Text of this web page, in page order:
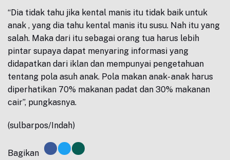
“Dia tidak tahu jika kental manis itu tidak baik untuk
anak , yang dia tahu kental manis itu susu. Nah itu yang
salah. Maka dari itu sebagai orang tua harus lebih
pintar supaya dapat menyaring informasi yang
didapatkan dari iklan dan mempunyai pengetahuan
tentang pola asuh anak. Pola makan anak- anak harus
diperhatikan 70% makanan padat dan 30% makanan
cair”, pungkasnya.
(sulbarpos/Indah)
Bagikan